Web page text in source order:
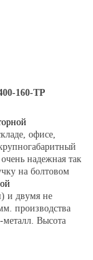
160-ТР
офисе,
надежная так
на болтовом
и двумя не
производства
металл. Высота